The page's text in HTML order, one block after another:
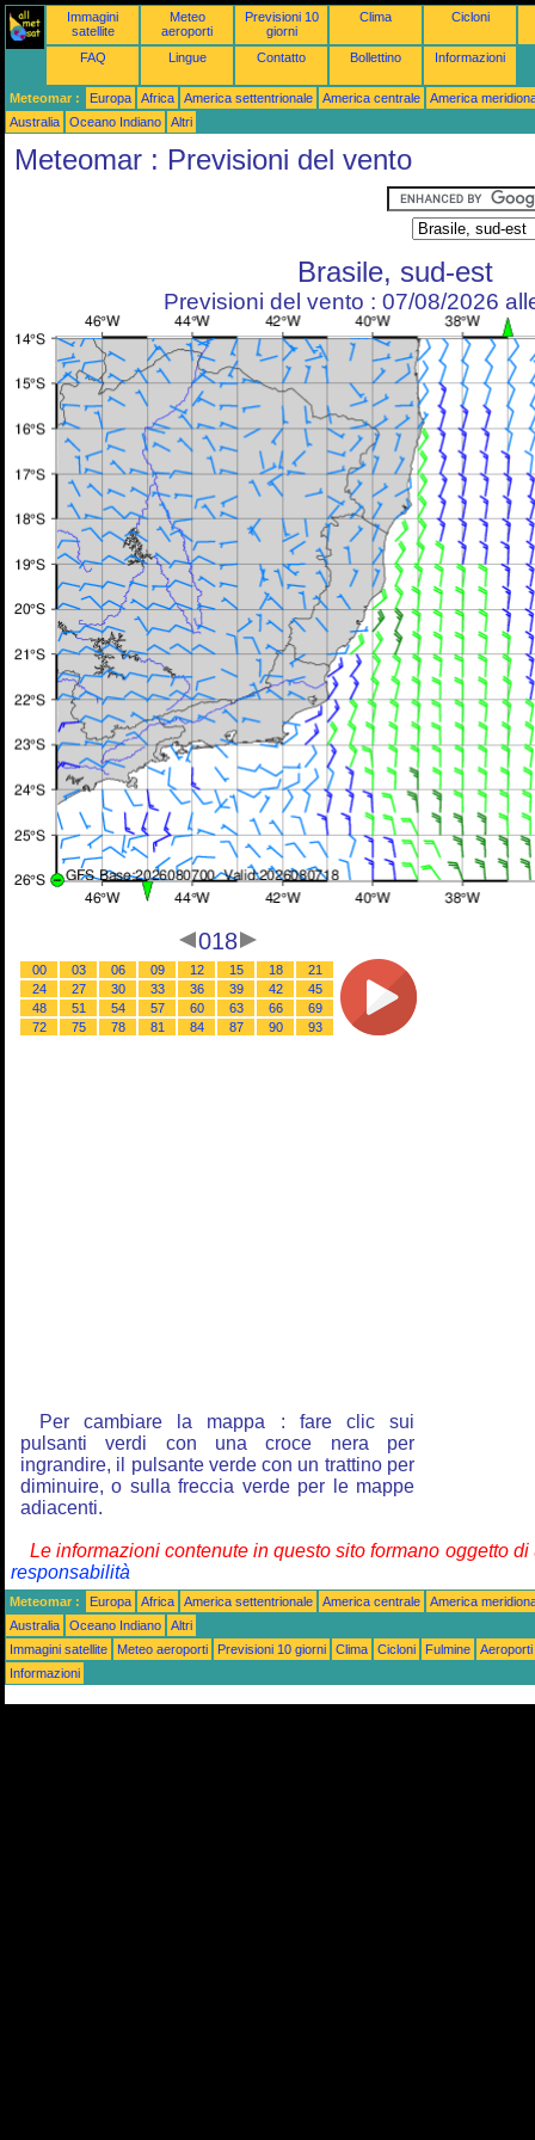
Immagini
satellite
Meteo
aeroporti
Previsioni 10
giorni
Clima Cicloni
FAQ Lingue Contatto Bollettino Informazioni
Meteomar : Europa Africa America settentrionale America centrale
America
Australia
Oceano Indiano Altri
Meteomar : Previsioni del vento
Brasile, sud-est
Previsioni del vento : 07/08/2026
018
00 03 06 09 12 15 18
21
24
27 30 33 36 39 42
45
48
51 54 57 60 63 66
69
72
75 78 81 84 87 90 93
Per cambiare la mappa : fare clic sui
pulsanti verdi con una croce nera per
ingrandire, il pulsante verde con un trattino per
diminuire, o sulla freccia verde per le mappe
adiacenti.
Le informazioni contenute in questo sito formano oggetto
responsabilità
Meteomar : Europa Africa America settentrionale America centrale
America
Australia
Oceano Indiano
Altri
Immagini satellite
Meteo aeroporti Previsioni 10 giorni Clima Cicloni Fulmine
Aeroporti
Informazioni